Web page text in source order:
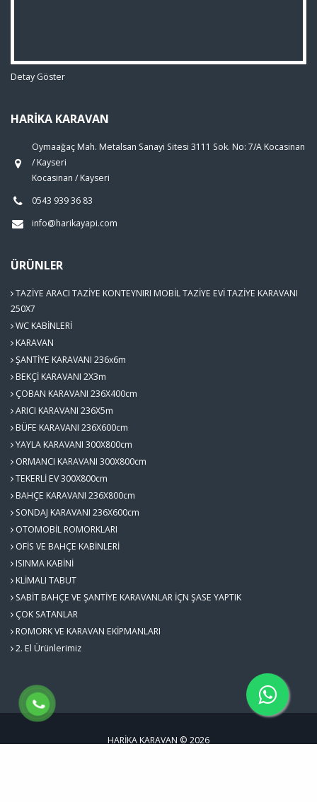
Detay Göster
HARİKA KARAVAN
Oymaağaç Mah. Metalsan Sanayi Sitesi 3111 Sok. No: 7/A Kocasinan
/ Kayseri
Kocasinan / Kayseri
0543 939 36 83
info@harikayapi.com
ÜRÜNLER
TAZİYE ARACI TAZİYE KONTEYNIRI MOBİL TAZİYE EVİ TAZİYE KARAVANI
250X7
WC KABİNLERİ
KARAVAN
ŞANTİYE KARAVANI 236x6m
BEKÇİ KARAVANI 2X3m
ÇOBAN KARAVANI 236X400cm
ARICI KARAVANI 236X5m
BÜFE KARAVANI 236X600cm
YAYLA KARAVANI 300X800cm
ORMANCI KARAVANI 300X800cm
TEKERLİ EV 300X800cm
BAHÇE KARAVANI 236X800cm
SONDAJ KARAVANI 236X600cm
OTOMOBİL ROMORKLARI
OFİS VE BAHÇE KABİNLERİ
ISINMA KABİNİ
KLİMALI TABUT
SABİT BAHÇE VE ŞANTİYE KARAVANLAR İÇN ŞASE YAPTIK
ÇOK SATANLAR
ROMORK VE KARAVAN EKİPMANLARI
2. El Ürünlerimiz
HARİKA KARAVAN © 2026